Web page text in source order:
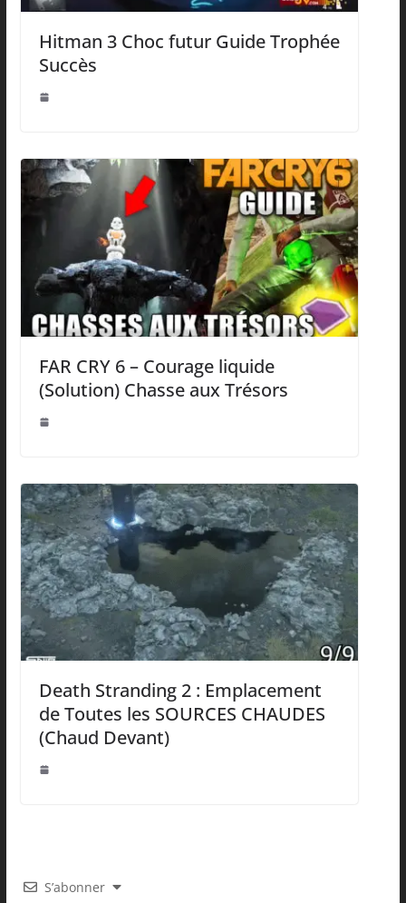
Hitman 3 Choc futur Guide Trophée
Succès
FAR CRY 6 – Courage liquide
(Solution) Chasse aux Trésors
Death Stranding 2 : Emplacement
de Toutes les SOURCES CHAUDES
(Chaud Devant)
S’abonner